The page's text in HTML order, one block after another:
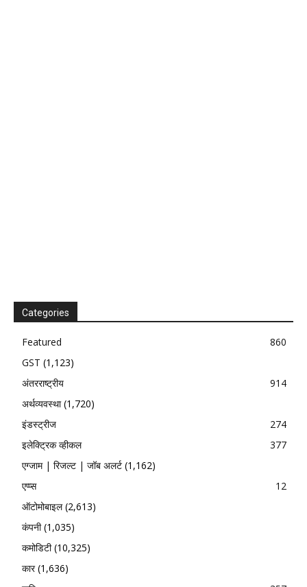
Categories
Featured
860
GST (1,123)
अंतरराष्ट्रीय
914
अर्थव्यवस्था(1,720)
इंडस्ट्रीज
274
इलेक्ट्रिक व्हीकल
377
एग्जाम | रिजल्ट | जॉब अलर्ट (1,162)
एप्प्स
12
ऑटोमोबाइल(2,613)
कंपनी(1,035)
कमोडिटी(10,325)
कार(1,636)